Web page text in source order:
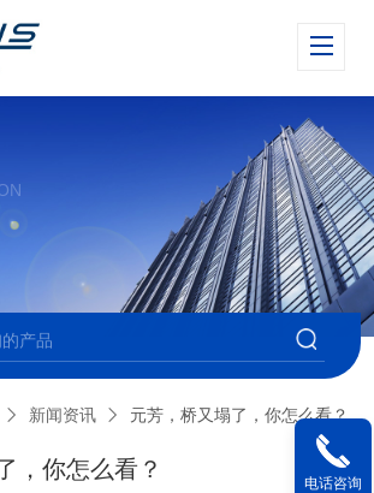
新闻资讯 元芳，桥又塌了，你怎么看？
，你怎么看？
电话咨询